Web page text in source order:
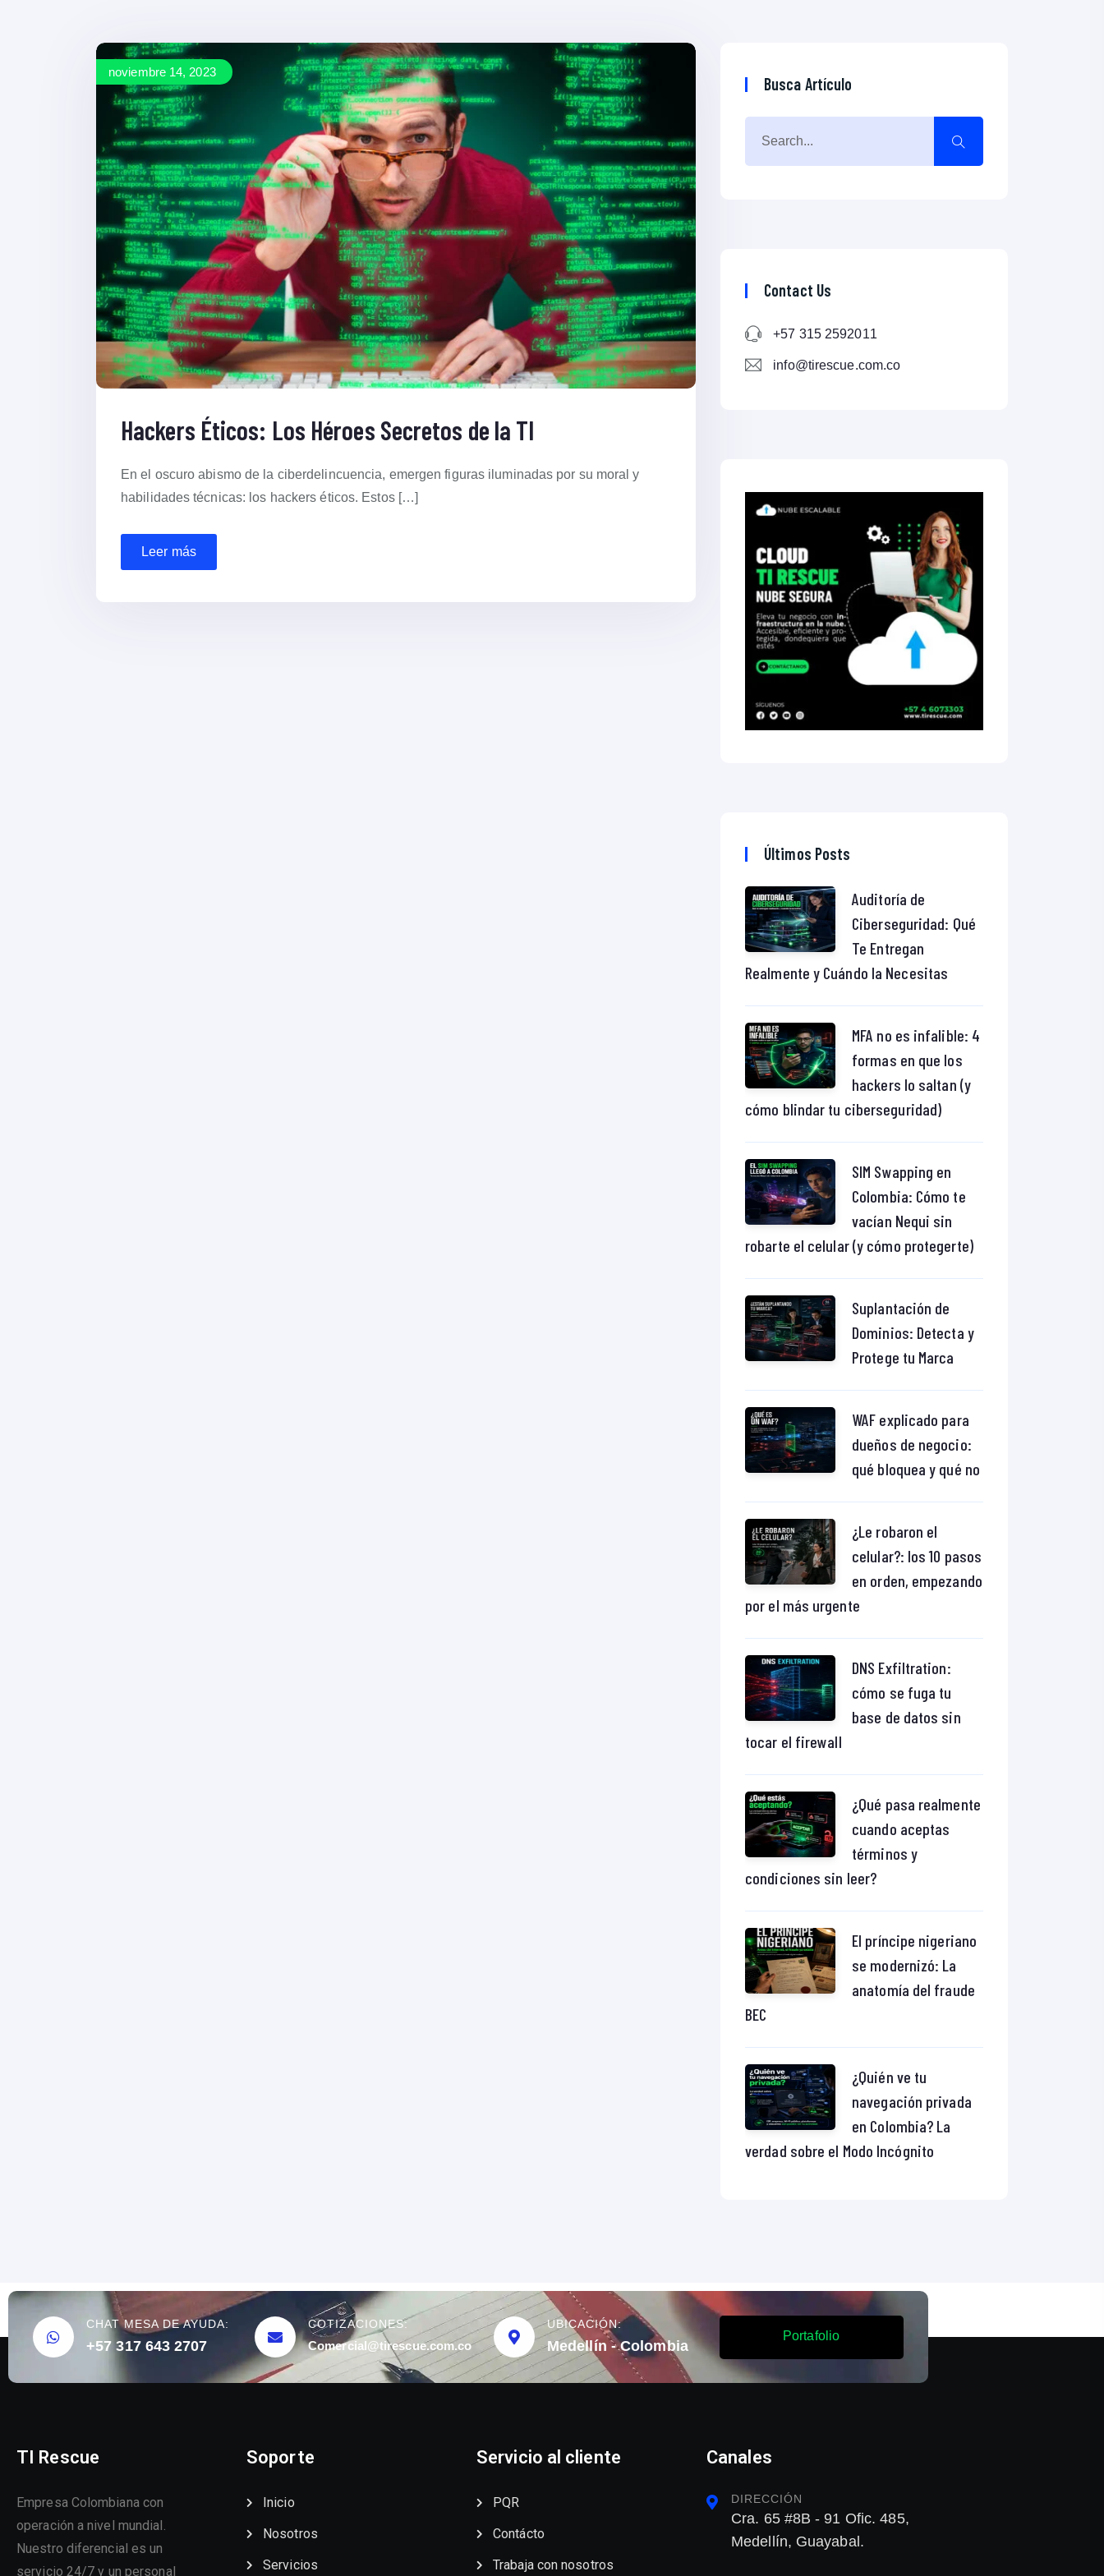
noviembre 14, 2023
Hackers Éticos: Los Héroes Secretos de la TI
En el oscuro abismo de la ciberdelincuencia, emergen figuras iluminadas por su moral y
habilidades técnicas: los hackers éticos. Estos […]
Leer más
Busca Artículo
Contact Us
+57 315 2592011
info@tirescue.com.co
Últimos Posts
Auditoría de
Ciberseguridad: Qué
Te Entregan
Realmente y Cuándo la Necesitas
MFA no es infalible: 4
formas en que los
hackers lo saltan (y
cómo blindar tu ciberseguridad)
SIM Swapping en
Colombia: Cómo te
vacían Nequi sin
robarte el celular (y cómo protegerte)
Suplantación de
Dominios: Detecta y
Protege tu Marca
WAF explicado para
dueños de negocio:
qué bloquea y qué no
¿Le robaron el
celular?: los 10 pasos
en orden, empezando
por el más urgente
DNS Exfiltration:
cómo se fuga tu
base de datos sin
tocar el firewall
¿Qué pasa realmente
cuando aceptas
términos y
condiciones sin leer?
El príncipe nigeriano
se modernizó: La
anatomía del fraude
BEC
¿Quién ve tu
navegación privada
en Colombia? La
verdad sobre el Modo Incógnito
CHAT MESA DE AYUDA:
+57 317 643 2707
COTIZACIONES:
Comercial@tirescue.com.co
UBICACIÓN:
Medellín - Colombia
Portafol io
TI Rescue
Empresa Colombiana con
operación a nivel mundial.
Nuestro diferencial es un
servicio 24/7 y un personal
Soporte
Inicio
Nosotros
Servicios
Servicio al cliente
PQR
Contácto
Trabaja con nosotros
Canales
DIRECCIÓN
Cra. 65 #8B - 91 Ofic. 485,
Medellín, Guayabal.